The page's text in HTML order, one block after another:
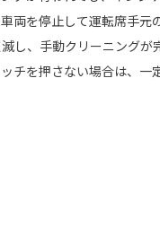
両を停止して運転席手元
し、手動クリーニングが
チを押さない場合は、一